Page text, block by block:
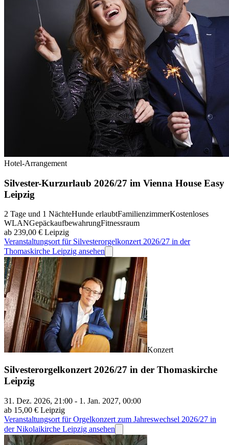
Hotel-Arrangement
Silvester-Kurzurlaub 2026/27 im Vienna House Easy
Leipzig
2 Tage und 1 NächteHunde erlaubtFamilienzimmerKostenloses
WLANGepäckaufbewahrungFitnessraum
ab 239,00 € Leipzig
Veranstaltungsort für Silvesterorgelkonzert 2026/27 in der
Thomaskirche Leipzig ansehen
Konzert
Silvesterorgelkonzert 2026/27 in der Thomaskirche
Leipzig
31. Dez. 2026, 21:00 - 1. Jan. 2027, 00:00
ab 15,00 € Leipzig
Veranstaltungsort für Orgelkonzert zum Jahreswechsel 2026/27 in
der Nikolaikirche Leipzig ansehen